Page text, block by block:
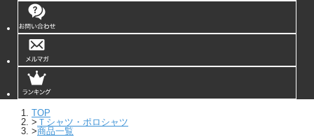
TOP
> Ｔシャツ・ポロシャツ
>商品一覧